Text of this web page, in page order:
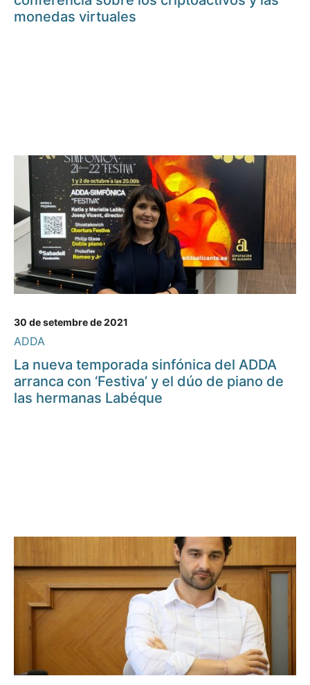
monedas virtuales
30 de setembre de 2021
ADDA
La nueva temporada sinfónica del ADDA
arranca con ‘Festiva’ y el dúo de piano de
las hermanas Labéque